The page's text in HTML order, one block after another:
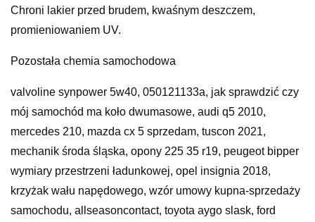
Chroni lakier przed brudem, kwaśnym deszczem,
promieniowaniem UV.
Pozostała chemia samochodowa
valvoline synpower 5w40, 050121133a, jak sprawdzić czy
mój samochód ma koło dwumasowe, audi q5 2010,
mercedes 210, mazda cx 5 sprzedam, tuscon 2021,
mechanik środa śląska, opony 225 35 r19, peugeot bipper
wymiary przestrzeni ładunkowej, opel insignia 2018,
krzyżak wału napędowego, wzór umowy kupna-sprzedaży
samochodu, allseasoncontact, toyota aygo slask, ford